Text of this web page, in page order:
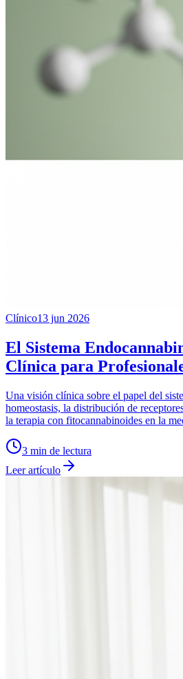
Clínico13 jun 2026
El Sistema
Clínica para
Una visión clínica sobre el papel del
homeostasis, la distribución de
la terapia con fitocannabinoides en la
3 min de lectura
Leer artículo